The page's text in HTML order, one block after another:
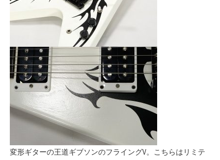
変形ギターの王道ギブソンのフライングV。こちらはリミテ